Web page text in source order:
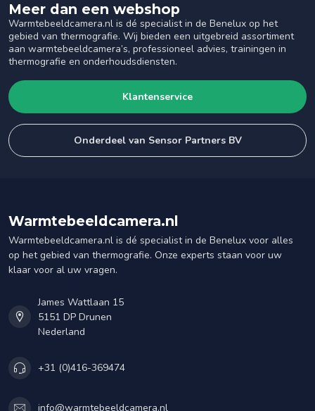
Meer dan een webshop
Warmtebeeldcamera.nl is dé specialist in de Benelux op het
gebied van thermografie. Wij bieden een uitgebreid assortiment
aan warmtebeeldcamera’s, professioneel advies, trainingen in
thermografie en onderhoudsdiensten.
Klantenservice
Onderdeel van Sensor Partners BV
Warmtebeeldcamera.nl
Warmtebeeldcamera.nl is dé specialist in de Benelux voor alles
op het gebied van thermografie. Onze experts staan voor uw
klaar voor al uw vragen.
James Wattlaan 15
5151 DP Drunen
Nederland
+31 (0)416-369474
info@warmtebeeldcamera.nl